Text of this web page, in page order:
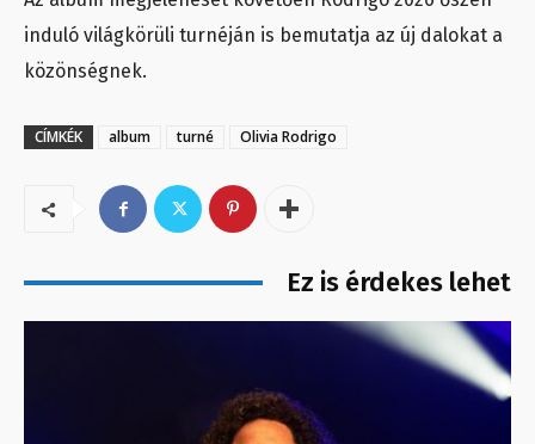
induló világkörüli turnéján is bemutatja az új dalokat a
közönségnek.
CÍMKÉK album turné Olivia Rodrigo
Ez is érdekes lehet